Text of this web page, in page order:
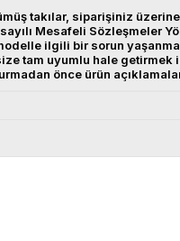
takılar, siparişiniz
Mesafeli Sözleşmeler
ilgili bir sorun
tam uyumlu hale getirmek
önce ürün